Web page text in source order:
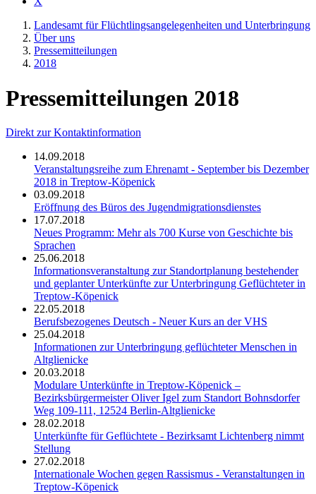
Landesamt für Flüchtlingsangelegenheiten und Unterbringung
Über uns
Presse­mitteilungen
2018
Pressemitteilungen 2018
Direkt zur Kontaktinformation
14.09.2018
Veranstaltungsreihe zum Ehrenamt - September bis Dezember
2018 in Treptow-Köpenick
03.09.2018
Eröffnung des Büros des Jugendmigrationsdienstes
17.07.2018
Neues Programm: Mehr als 700 Kurse von Geschichte bis
Sprachen
25.06.2018
Informationsveranstaltung zur Standortplanung bestehender
und geplanter Unterkünfte zur Unterbringung Geflüchteter in
Treptow-Köpenick
22.05.2018
Berufsbezogenes Deutsch - Neuer Kurs an der VHS
25.04.2018
Informationen zur Unterbringung geflüchteter Menschen in
Altglienicke
20.03.2018
Modulare Unterkünfte in Treptow-Köpenick –
Bezirksbürgermeister Oliver Igel zum Standort Bohnsdorfer
Weg 109-111, 12524 Berlin-Altglienicke
28.02.2018
Unterkünfte für Geflüchtete - Bezirksamt Lichtenberg nimmt
Stellung
27.02.2018
Internationale Wochen gegen Rassismus - Veranstaltungen in
Treptow-Köpenick